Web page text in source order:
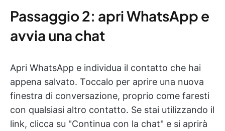
Passaggio 2: apri WhatsApp e
avvia una chat
Apri WhatsApp e individua il contatto che hai
appena salvato. Toccalo per aprire una nuova
finestra di conversazione, proprio come faresti
con qualsiasi altro contatto. Se stai utilizzando il
link, clicca su "Continua con la chat" e si aprirà